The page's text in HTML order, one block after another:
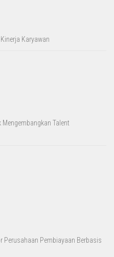
Karyawan
Talent
Perusahaan Pembiayaan Berbasis